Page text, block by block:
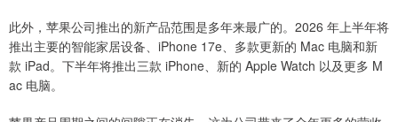
此外，苹果公司推出的新产品范围是多年来最广的。2026 年上半年将
推出主要的智能家居设备、iPhone 17e、多款更新的 Mac 电脑和新
款 iPad。下半年将推出三款 iPhone、新的 Apple Watch 以及更多 M
ac 电脑。